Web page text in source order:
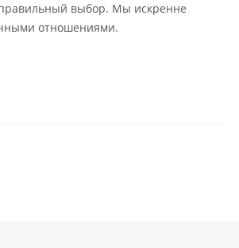
выбор. Мы искренне
отношениями.